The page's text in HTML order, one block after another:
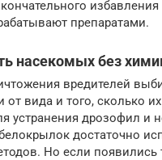
препаратами.
насекомых без
вредителей
от вида и того, сколько
устранения дрозофил и
достаточно
Но если появились